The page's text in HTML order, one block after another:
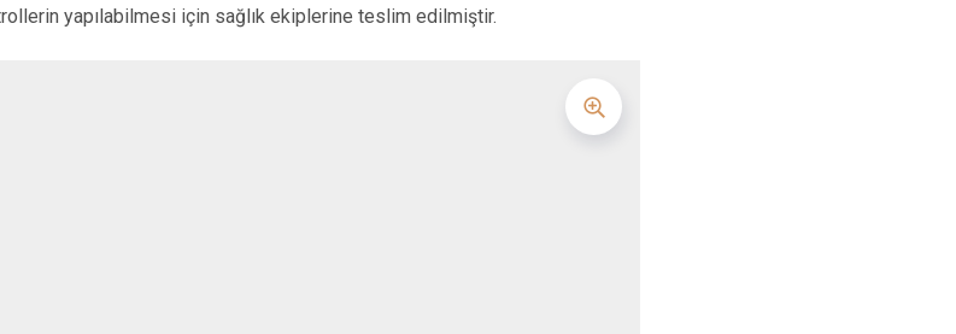
yapılabilmesi için sağlık ekiplerine teslim edilmiştir.